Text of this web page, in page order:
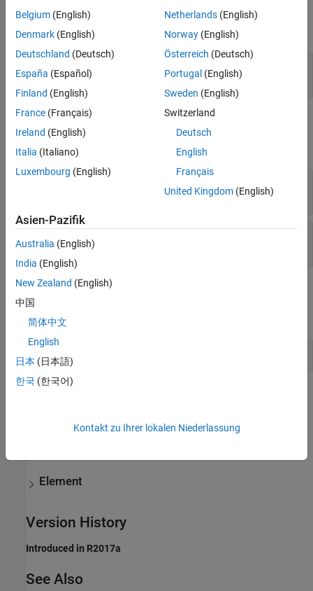
Input Arguments
expand all
Web view document
slreportgen.webview.WebViewDocument
Output Arguments
expand all
— Subsystem paths
cell array of character vectors
array of character vectors
Examples
expand all
Element
Version History
Introduced in R2017a
See Also
Belgium (English)
Denmark (English)
Deutschland (Deutsch)
España (Español)
Finland (English)
France (Français)
Ireland (English)
Italia (Italiano)
Luxembourg (English)
Netherlands(English)
Norway(English)
Österreich (Deutsch)
Portugal (English)
Sweden (English)
Switzerland
Deutsch
English
Français
United Kingdom(English)
Asien-Pazifik
Australia (English)
India (English)
New Zealand (English)
中国
简体中文
English
日本 (日本語)
한국 (한국어)
Kontakt zu Ihrer lokalen Niederlassung